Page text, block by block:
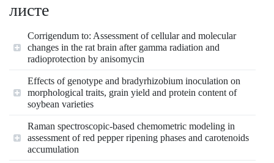
листе
Corrigendum to: Assessment of cellular and molecular
changes in the rat brain after gamma radiation and
radioprotection by anisomycin
Effects of genotype and bradyrhizobium inoculation on
morphological traits, grain yield and protein content of
soybean varieties
Raman spectroscopic‐based chemometric modeling in
assessment of red pepper ripening phases and carotenoids
accumulation